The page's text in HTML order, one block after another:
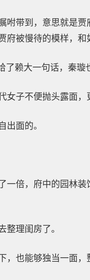
咐带到，意思就是
被慢待的模样，和
赖大一句话，秦璇
子不便抛头露面，
出面的。
一倍，府中的园林
整理闺房了。
，也能够独当一面